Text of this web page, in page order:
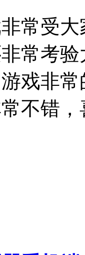
常受
常考
戏非
不错